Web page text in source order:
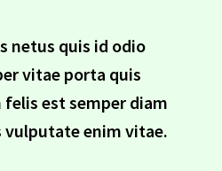
netus quis id odio
vitae porta quis
felis est semper diam
vulputate enim vitae.​